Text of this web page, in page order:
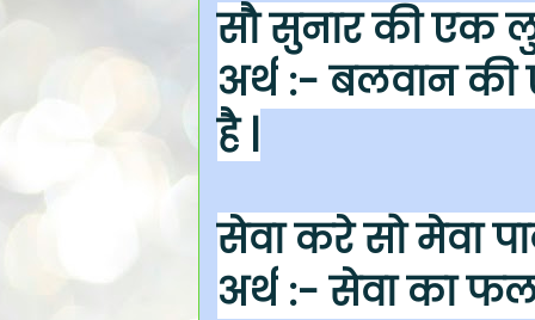
सौ सुनार की एक
अर्थ :- बलवान की
है |
सेवा करे सो मेवा
अर्थ :- सेवा का फल